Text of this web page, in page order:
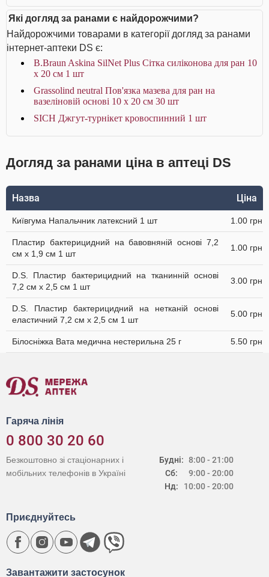
Які догляд за ранами є найдорожчими?
Найдорожчими товарами в категорії догляд за ранами
інтернет-аптеки DS є:
B.Braun Askina SilNet Plus Сітка силіконова для ран 10
x 20 см 1 шт
Grassolind neutral Пов'язка мазева для ран на
вазеліновій основі 10 х 20 см 30 шт
SICH Джгут-турнікет кровоспинний 1 шт
Догляд за ранами ціна в аптеці DS
Назва Ціна
Київгума Напальчник латексний 1 шт 1.00 грн
Пластир бактерицидний на бавовняній основі 7,2
см х 1,9 см 1 шт
1.00 грн
D.S. Пластир бактерицидний на тканинній основі
7,2 см х 2,5 см 1 шт
3.00 грн
D.S. Пластир бактерицидний на нетканій основі
еластичний 7,2 см х 2,5 см 1 шт
5.00 грн
Білосніжка Вата медична нестерильна 25 г 5.50 грн
Гаряча лінія
0 800 30 20 60
Будні:
Сб:
Нд:
8:00 - 21:00
9:00 - 20:00
10:00 - 20:00
Безкоштовно зі стаціонарних і
мобільних телефонів в Україні
Завантажити застосунок
Приєднуйтесь